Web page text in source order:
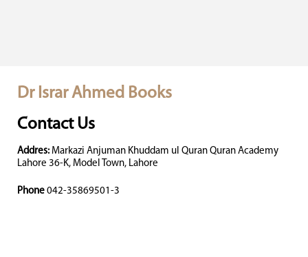
Dr Israr Ahmed Books
Contact Us
Addres: Markazi Anjuman Khuddam ul Quran Quran Academy
Lahore 36-K, Model Town, Lahore
Phone 042-35869501-3